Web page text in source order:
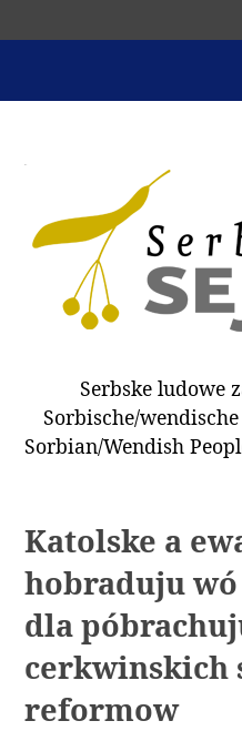
SERBSKI SEJM
JADNAŃSKI PÓRĚD
PROTOKOLE /
DARY
WÓTPÓSŁAŃCY
HUBĚRKI
Serbske ludowe
Sorbische/
Sorbian/Wendish
Katolske a
hobraduju
dla
reformow